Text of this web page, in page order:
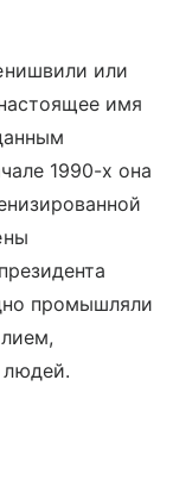
или
имя
1990-х она
промышляли